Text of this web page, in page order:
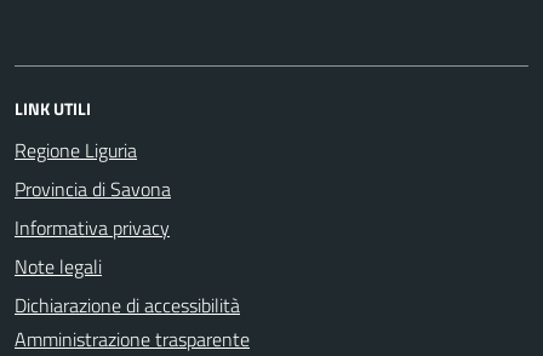
LINK UTILI
Regione Liguria
Provincia di Savona
Informativa privacy
Note legali
Dichiarazione di accessibilità
Amministrazione trasparente